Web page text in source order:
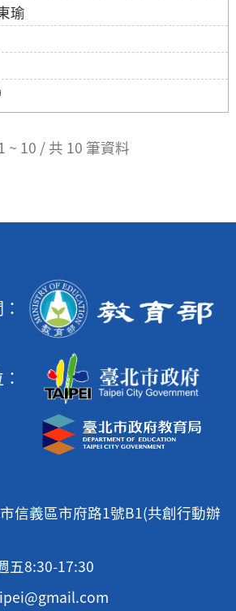
瑜
1 ~ 10 / 共 10 筆資料
信義區市府路1號B1(共創行動辦
五8:30-17:30